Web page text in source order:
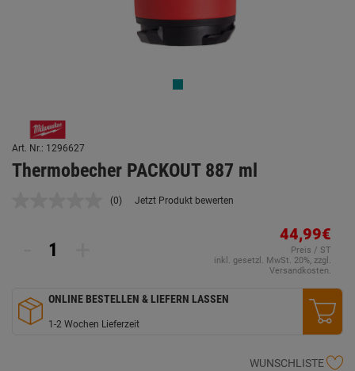
Art. Nr.: 1296627
Thermobecher PACKOUT 887 ml
Kein
(0) Jetzt Produkt bewerten
44,99€
Preis / ST
inkl. gesetzl. MwSt. 20%, zzgl.
Versandkosten.
ONLINE BESTELLEN & LIEFERN LASSEN
1-2 Wochen Lieferzeit
WUNSCHLISTE